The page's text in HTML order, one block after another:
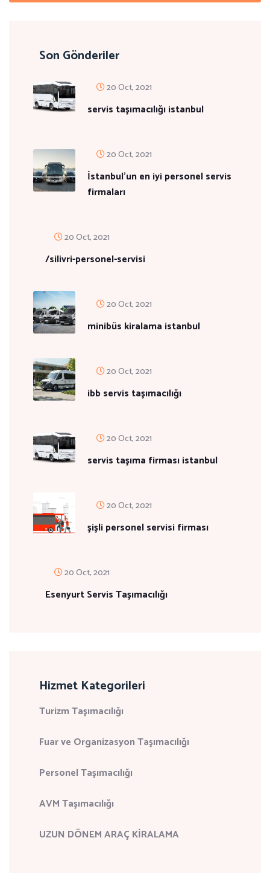
Son Gönderiler
20 Oct, 2021
servis taşımacılığı istanbul
20 Oct, 2021
İstanbul'un en iyi personel servis
firmaları
20 Oct, 2021
/silivri-personel-servisi
20 Oct, 2021
minibüs kiralama istanbul
20 Oct, 2021
ibb servis taşımacılığı
20 Oct, 2021
servis taşıma firması istanbul
20 Oct, 2021
şişli personel servisi firması
20 Oct, 2021
Esenyurt Servis Taşımacılığı
Hizmet Kategorileri
Turizm Taşımacılığı
Fuar ve Organizasyon Taşımacılığı
Personel Taşımacılığı
AVM Taşımacılığı
UZUN DÖNEM ARAÇ KİRALAMA